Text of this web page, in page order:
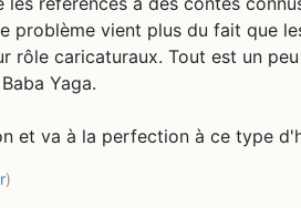
problème vient plus du fait que
rôle caricaturaux. Tout est un
Yaga.
et va à la perfection à ce type
)